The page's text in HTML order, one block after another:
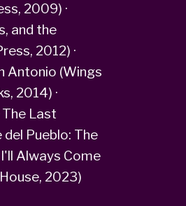
2009) ·
and the
2012) ·
Antonio (Wings
2014) ·
The Last
Pueblo: The
Always Come
2023)